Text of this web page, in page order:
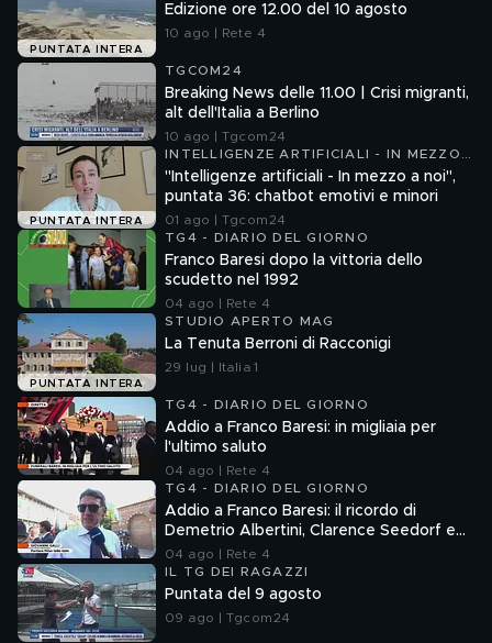
PUNTATA INTERA
Edizione ore 12.00 del 10 agosto
10 ago | Rete 4
TGCOM24
Breaking News delle 11.00 | Crisi migranti,
alt dell'Italia a Berlino
10 ago | Tgcom24
PUNTATA INTERA
INTELLIGENZE ARTIFICIALI - IN MEZZO
A NOI
"Intelligenze artificiali - In mezzo a noi",
puntata 36: chatbot emotivi e minori
01 ago | Tgcom24
TG4 - DIARIO DEL GIORNO
Franco Baresi dopo la vittoria dello
scudetto nel 1992
04 ago | Rete 4
PUNTATA INTERA
STUDIO APERTO MAG
La Tenuta Berroni di Racconigi
29 lug | Italia 1
TG4 - DIARIO DEL GIORNO
Addio a Franco Baresi: in migliaia per
l'ultimo saluto
04 ago | Rete 4
TG4 - DIARIO DEL GIORNO
Addio a Franco Baresi: il ricordo di
Demetrio Albertini, Clarence Seedorf e
Giovanni Galli
04 ago | Rete 4
IL TG DEI RAGAZZI
Puntata del 9 agosto
09 ago | Tgcom24